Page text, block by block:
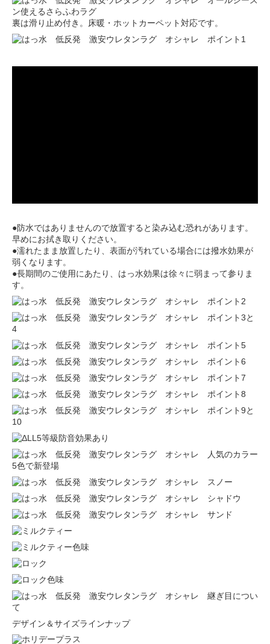
裏は滑り止め付き。床暖・ホットカーペット対応です。
●防水ではありませんので放置すると染み込む恐れがあります。
早めにお拭き取りください。
●濡れたまま放置したり、表面が汚れている場合には撥水効果が
弱くなります。
●長期間のご使用にあたり、はっ水効果は徐々に弱まって参りま
す。
デザイン＆サイズラインナップ